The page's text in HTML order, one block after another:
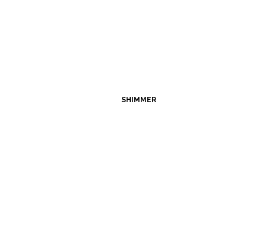
SHIMMER